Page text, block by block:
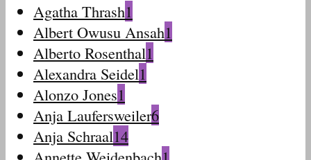
Agatha Thrash1
Albert Owusu Ansah1
Alberto Rosenthal1
Alexandra Seidel1
Alonzo Jones1
Anja Laufersweiler6
Anja Schraal14